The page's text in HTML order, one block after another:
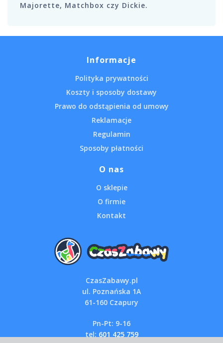
Majorette, Matchbox czy Dickie.
Informacje
Polityka prywatności
Koszty i sposoby dostawy
Prawo do odstąpienia od umowy
Reklamacje
Regulamin
Sposoby płatności
O nas
O sklepie
O firmie
Kontakt
CzasZabawy.pl
ul. Poznańska 1A
61-160 Czapury
Pn-Pt: 9-16
tel: 601 425 759